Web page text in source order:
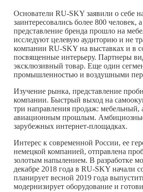
Основатели RU-SKY заявили о себе
заинтересовались более 800
представление бренда прошло на
исследуют целевую аудиторию и не
компании RU-SKY на выставках и в
посвященные интерьеру. Партнеры
эксклюзивный товар. Еще один
промышленностью и воздушными
Изучение рынка, представление
компании. Быстрый выход на
три направления продаж: мебельный,
авиационным прошлым.
зарубежных интернет-площадках.
Интерес к современной России, ее
немецкой компанией, отправлена
золотым напылением. В разработке
декабре 2018 года в RU-SKY начали
планирует весной 2019 года
модернизирует оборудование и